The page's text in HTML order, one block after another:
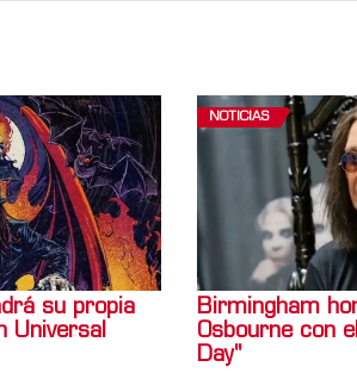
su propia
Universal
NOTICIAS
Birmingham
Osbourne con
Day"